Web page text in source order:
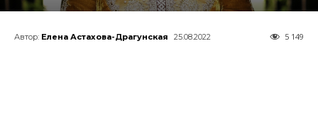
Автор: Елена Астахова-Драгунская 25.08.2022 5 149